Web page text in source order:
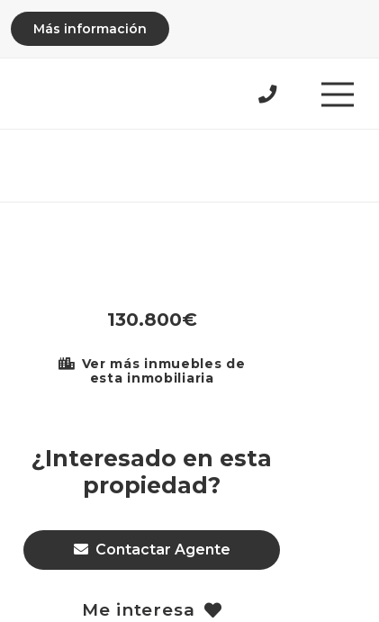
Más información
130.800€
Ver más inmuebles de
esta inmobiliaria
¿Interesado en esta
propiedad?
Contactar Agente
Me interesa